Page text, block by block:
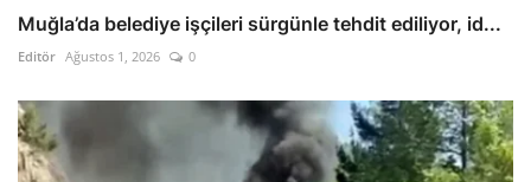
Muğla’da belediye işçileri sürgünle tehdit ediliyor, id...
Editör Ağustos 1, 2026 0